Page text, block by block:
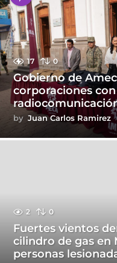
17 0
Gobierno de
corporaciones
by Juan Carlos Ramirez
2 0
Fuertes vientos
cilindro de gas en
personas